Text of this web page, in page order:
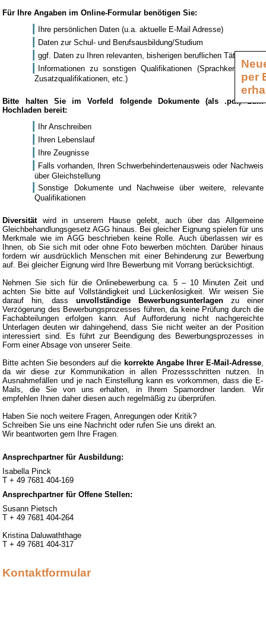
Für Ihre Angaben im Online-Formular benötigen Sie:
Ihre persönlichen Daten (u.a. aktuelle E-Mail Adresse)
Daten zur Schul- und Berufsausbildung/Studium
ggf. Daten zu Ihren relevanten, bisherigen beruflichen Tätigkeiten
Informationen zu sonstigen Qualifikationen (Sprachkenntnisse,
Zusatzqualifikationen, etc.)
Bitte halten Sie im Vorfeld folgende Dokumente (als .pdf) zum
Hochladen bereit:
Ihr Anschreiben
Ihren Lebenslauf
Ihre Zeugnisse
Falls vorhanden, Ihren Schwerbehindertenausweis oder Nachweis
über Gleichstellung
Sonstige Dokumente und Nachweise über weitere, relevante
Qualifikationen
Diversitätwird in unserem Hause gelebt, auch über das Allgemeine
Gleichbehandlungsgesetz AGG hinaus. Bei gleicher Eignung spielen für uns
Merkmale wie im AGG beschrieben keine Rolle. Auch überlassen wir es
Ihnen, ob Sie sich mit oder ohne Foto bewerben möchten. Darüber hinaus
fordern wir ausdrücklich Menschen mit einer Behinderung zur Bewerbung
auf. Bei gleicher Eignung wird Ihre Bewerbung mit Vorrang berücksichtigt.
Nehmen Sie sich für die Onlinebewerbung ca. 5 – 10 Minuten Zeit und
achten Sie bitte auf Vollständigkeit und Lückenlosigkeit. Wir weisen Sie
darauf hin, dass unvollständige Bewerbungsunterlagenzu einer
Verzögerung des Bewerbungsprozesses führen, da keine Prüfung durch die
Fachabteilungen erfolgen kann. Auf Aufforderung nicht nachgereichte
Unterlagen deuten wir dahingehend, dass Sie nicht weiter an der Position
interessiert sind. Es führt zur Beendigung des Bewerbungsprozesses in
Form einer Absage von unserer Seite.
Bitte achten Sie besonders auf die korrekte Angabe Ihrer E-Mail-Adresse,
da wir diese zur Kommunikation in allen Prozessschritten nutzen. In
Ausnahmefällen und je nach Einstellung kann es vorkommen, dass die E-
Mails, die Sie von uns erhalten, in Ihrem Spamordner landen. Wir
empfehlen Ihnen daher diesen auch regelmäßig zu überprüfen.
Haben Sie noch weitere Fragen, Anregungen oder Kritik?
Schreiben Sie uns eine Nachricht oder rufen Sie uns direkt an.
Wir beantworten gern Ihre Fragen.
Ansprechpartner für Ausbildung:
Isabella Pinck
T + 49 7681 404-169
Ansprechpartner für Offene Stellen:
Susann Pietsch
T + 49 7681 404-264
Kristina Daluwaththage
T + 49 7681 404-317
Kontaktformular
per